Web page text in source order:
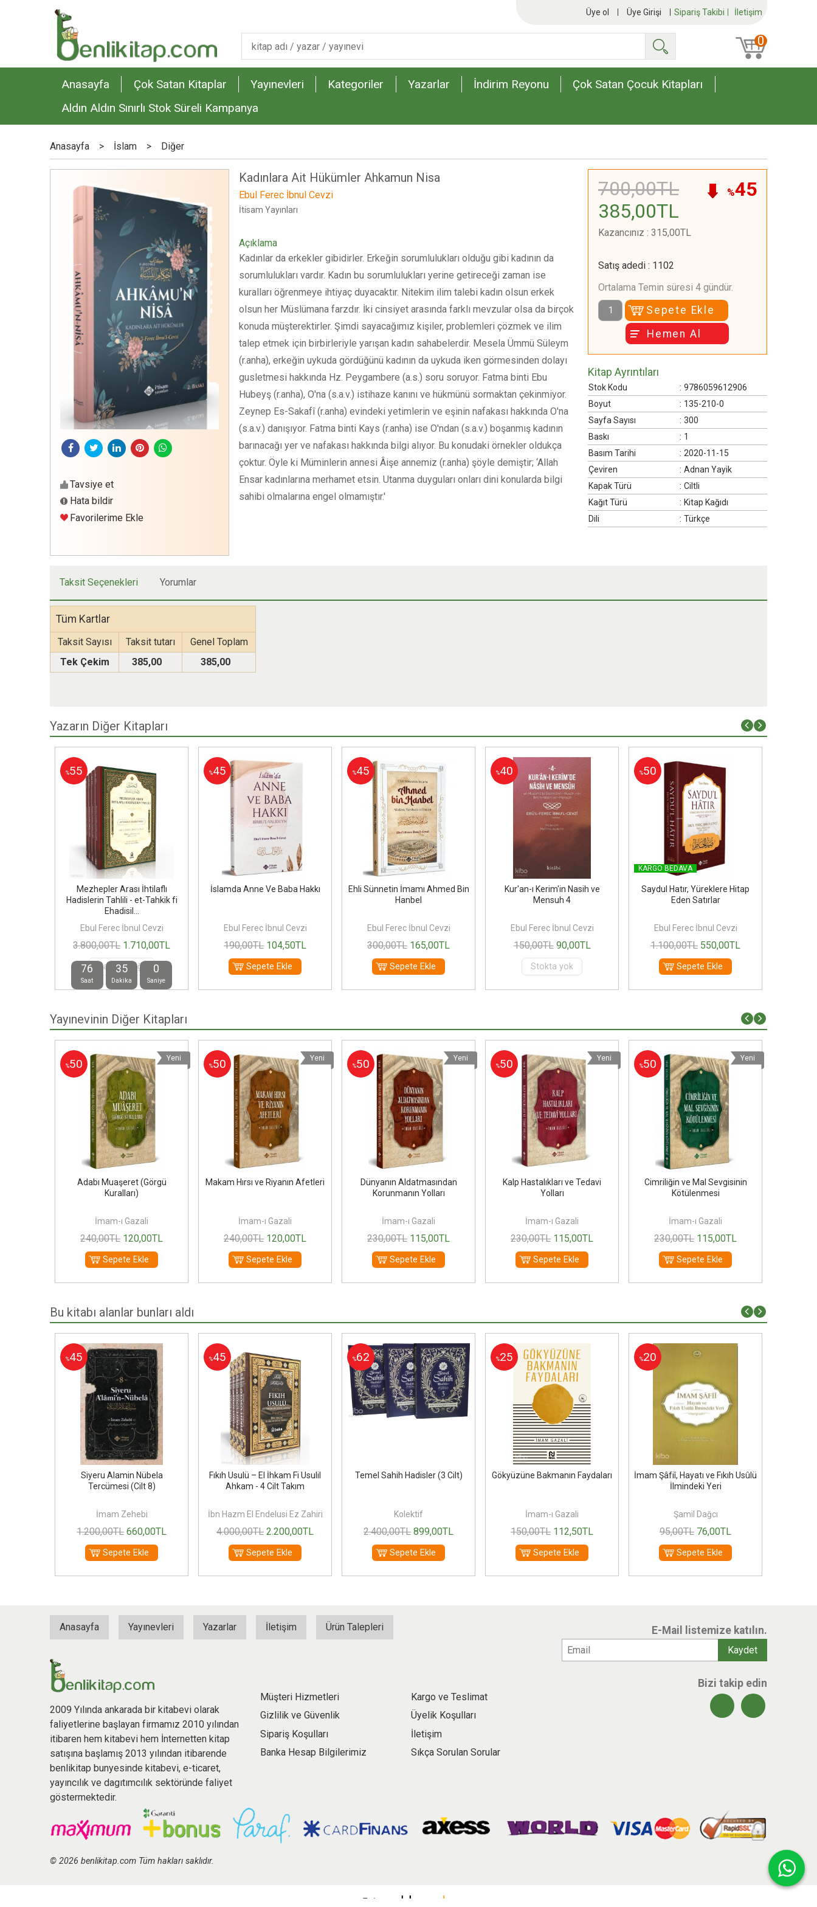
Sipariş Takibi İletişim
Üye ol Üye Girişi
0
Anasayfa Çok Satan Kitaplar Yayınevleri Kategoriler Yazarlar İndirim Reyonu
Çok Satan Çocuk Kitapları
Aldın Aldın Sınırlı Stok Süreli Kampanya
Anasayfa > İslam > Diğer
Tavsiye et
Hata bildir
Favorilerime Ekle
Kadınlara Ait Hükümler Ahkamun Nisa
Ebul Ferec İbnul Cevzi
İtisam Yayınları
Açıklama
Kadınlar da erkekler gibidirler. Erkeğin sorumlulukları olduğu gibi kadının da
sorumlulukları vardır. Kadın bu sorumlulukları yerine getireceği zaman ise
kuralları öğrenmeye ihtiyaç duyacaktır. Nitekim ilim talebi kadın olsun erkek
olsun her Müslümana farzdır. İki cinsiyet arasında farklı mevzular olsa da birçok
konuda müşterektirler. Şimdi sayacağımız kişiler, problemleri çözmek ve ilim
talep etmek için birbirleriyle yarışan kadın sahabelerdir. Mesela Ümmü Süleym
(r.anha), erkeğin uykuda gördüğünü kadının da uykuda iken görmesinden dolayı
gusletmesi hakkında Hz. Peygambere (a.s.) soru soruyor. Fatma binti Ebu
Hubeyş (r.anha), O'na (s.a.v.) istihaze kanını ve hükmünü sormaktan çekinmiyor.
Zeynep Es-Sakafî (r.anha) evindeki yetimlerin ve eşinin nafakası hakkında O'na
(s.a.v.) danışıyor. Fatma binti Kays (r.anha) ise O'ndan (s.a.v.) boşanmış kadının
barınacağı yer ve nafakası hakkında bilgi alıyor. Bu konudaki örnekler oldukça
çoktur. Öyle ki Müminlerin annesi Âişe annemiz (r.anha) şöyle demiştir; ‘Allah
Ensar kadınlarına merhamet etsin. Utanma duyguları onları dini konularda bilgi
sahibi olmalarına engel olmamıştır.'
%45
700,00TL
385,00TL
Kazancınız : 315,00TL
Satış adedi : 1102
Ortalama Temin süresi 4 gündür.
Sepete Ekle
Hemen Al
Kitap Ayrıntıları
Stok Kodu : 9786059612906
Boyut
: 135-210-0
Sayfa Sayısı
: 300
Baskı
: 1
Basım Tarihi
: 2020-11-15
Çeviren
: Adnan Yayik
Kapak Türü
: Ciltli
Kağıt Türü
: Kitap Kağıdı
Dili
: Türkçe
Taksit Seçenekleri Yorumlar
Tüm Kartlar
Taksit Sayısı Taksit tutarı
Genel Toplam
Tek Çekim
385,00 385,00
Yazarın Diğer Kitapları
76
Saat
34
Dakika
59
Saniye
%55
Mezhepler Arası İhtilaflı
Hadislerin Tahlili - et-Tahkik fi
Ehadisil...
Ebul Ferec İbnul Cevzi
3.800,00TL 1.710,00TL
Satışta değil
%45
İslamda Anne Ve Baba Hakkı
Ebul Ferec İbnul Cevzi
190,00TL 104,50TL
Sepete Ekle
%45
Ehli Sünnetin İmamı Ahmed Bin
Hanbel
Ebul Ferec İbnul Cevzi
300,00TL 165,00TL
Sepete Ekle
%40
Kur'an-ı Kerim'in Nasih ve
Mensuh 4
Ebul Ferec İbnul Cevzi
150,00TL 90,00TL
Stokta yok
%50
KARGO BEDAVA
Saydul Hatır, Yüreklere Hitap
Eden Satırlar
Ebul Ferec İbnul Cevzi
1.100,00TL 550,00TL
Sepete Ekle
Yayınevinin Diğer Kitapları
%50 Yeni
Adabı Muaşeret (Görgü
Kuralları)
İmam-ı Gazali
240,00TL 120,00TL
Sepete Ekle
%50 Yeni
Makam Hırsı ve Riyanın Afetleri
İmam-ı Gazali
240,00TL 120,00TL
Sepete Ekle
%50 Yeni
Dünyanın Aldatmasından
Korunmanın Yolları
İmam-ı Gazali
230,00TL 115,00TL
Sepete Ekle
%50 Yeni
Kalp Hastalıkları ve Tedavi
Yolları
İmam-ı Gazali
230,00TL 115,00TL
Sepete Ekle
%50 Yeni
Cimriliğin ve Mal Sevgisinin
Kötülenmesi
İmam-ı Gazali
230,00TL 115,00TL
Sepete Ekle
Bu kitabı alanlar bunları aldı
%45
Siyeru Alamin Nübela
Tercümesi (Cilt 8)
İmam Zehebi
1.200,00TL 660,00TL
Sepete Ekle
%45
Fıkıh Usulü – El İhkam Fi Usulil
Ahkam - 4 Cilt Takım
İbn Hazm El Endelusi Ez Zahiri
4.000,00TL 2.200,00TL
Sepete Ekle
%62
Temel Sahih Hadisler (3 Cilt)
Kolektif
2.400,00TL 899,00TL
Sepete Ekle
%25
Gökyüzüne Bakmanın Faydaları
İmam-ı Gazali
150,00TL 112,50TL
Sepete Ekle
%20
İmam Şâfiî, Hayatı ve Fıkıh Usûlü
İlmindeki Yeri
Şamil Dağcı
95,00TL 76,00TL
Sepete Ekle
Anasayfa Yayınevleri Yazarlar İletişim Ürün Talepleri
2009 Yılında ankarada bir kitabevi olarak
faliyetlerine başlayan firmamız 2010 yılından
itibaren hem kitabevi hem İnternetten kitap
satışına başlamış 2013 yılından itibarende
benlikitap bunyesinde kitabevi, e-ticaret,
yayıncılık ve dagıtımcılık sektöründe faliyet
göstermektedir.
Müşteri Hizmetleri
Kargo ve Teslimat
Gizlilik ve Güvenlik
Üyelik Koşulları
Sipariş Koşulları
İletişim
Banka Hesap Bilgilerimiz
Sıkça Sorulan Sorular
E-Mail listemize katılın.
Bizi takip edin
© 2026 benlikitap.com Tüm hakları saklıdır.
E-ticaret